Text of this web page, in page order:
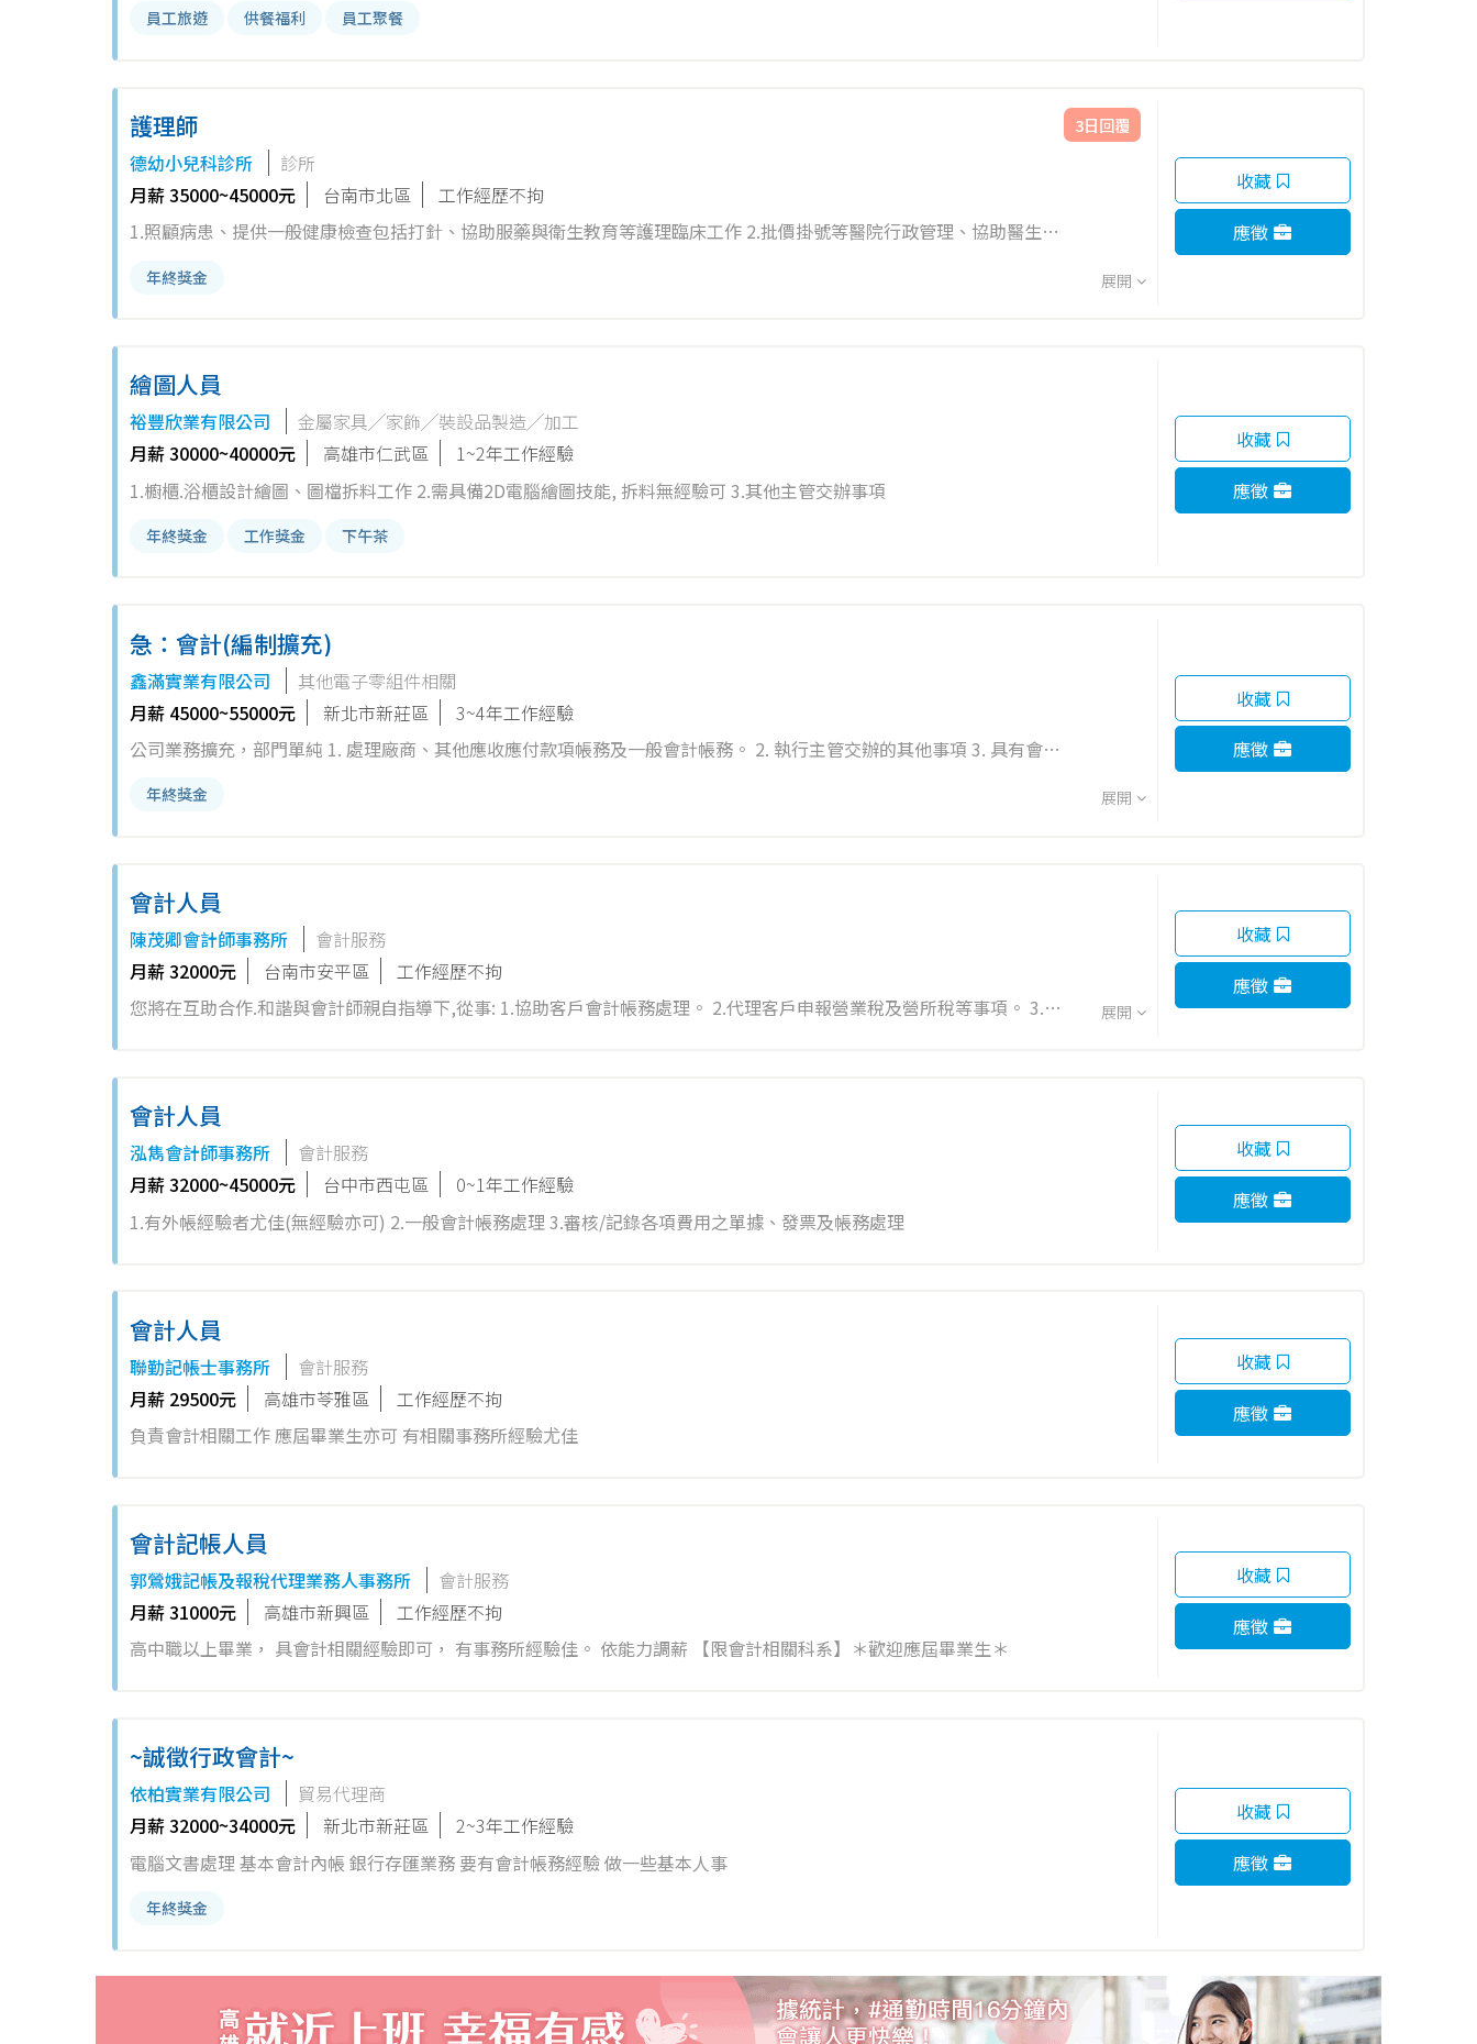
員工旅遊 供餐福利 員工聚餐
護理師
德幼小兒科診所
診所
月薪 35000~45000元
台南市北區
工作經歷不拘
1.照顧病患、提供一般健康檢查包括打針、協助服藥與衛生教育等護理臨床工作 2.批價掛號等醫院行政管理、協助醫生完
展開
年終獎金
3日回覆
收藏
應徵
繪圖人員
裕豐欣業有限公司
金屬家具╱家飾╱裝設品製造╱加工
月薪 30000~40000元
高雄市仁武區
1~2年工作經驗
1.櫥櫃.浴櫃設計繪圖、圖檔拆料工作 2.需具備2D電腦繪圖技能, 拆料無經驗可 3.其他主管交辦事項
年終獎金 工作獎金 下午茶
收藏
應徵
急：會計(編制擴充)
鑫滿實業有限公司
其他電子零組件相關
月薪 45000~55000元
新北市新莊區
3~4年工作經驗
公司業務擴充，部門單純 1. 處理廠商、其他應收應付款項帳務及一般會計帳務。 2. 執行主管交辦的其他事項 3. 具有會計
相關學歷背景者優先
展開
年終獎金
收藏
應徵
會計人員
陳茂卿會計師事務所
會計服務
月薪 32000元
台南市安平區
工作經歷不拘
您將在互助合作.和諧與會計師親自指導下,從事: 1.協助客戶會計帳務處理。 2.代理客戶申報營業稅及營所稅等事項。 3.財
展開
收藏
應徵
會計人員
泓雋會計師事務所
會計服務
月薪 32000~45000元
台中市西屯區
0~1年工作經驗
1.有外帳經驗者尤佳(無經驗亦可) 2.一般會計帳務處理 3.審核/記錄各項費用之單據、發票及帳務處理
收藏
應徵
會計人員
聯勤記帳士事務所
會計服務
月薪 29500元
高雄市苓雅區
工作經歷不拘
負責會計相關工作 應屆畢業生亦可 有相關事務所經驗尤佳
收藏
應徵
會計記帳人員
郭鶯娥記帳及報稅代理業務人事務所
會計服務
月薪 31000元
高雄市新興區
工作經歷不拘
高中職以上畢業， 具會計相關經驗即可， 有事務所經驗佳。 依能力調薪 【限會計相關科系】＊歡迎應屆畢業生＊
收藏
應徵
~誠徵行政會計~
依柏實業有限公司
貿易代理商
月薪 32000~34000元
新北市新莊區
2~3年工作經驗
電腦文書處理 基本會計內帳 銀行存匯業務 要有會計帳務經驗 做一些基本人事
年終獎金
收藏
應徵